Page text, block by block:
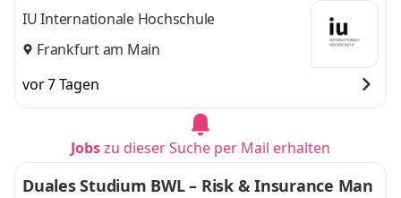
IU Internationale Hochschule
Frankfurt am Main
vor 7 Tagen
Jobszu dieser Suche per Mail erhalten
Duales Studium BWL – Risk & Insurance Man